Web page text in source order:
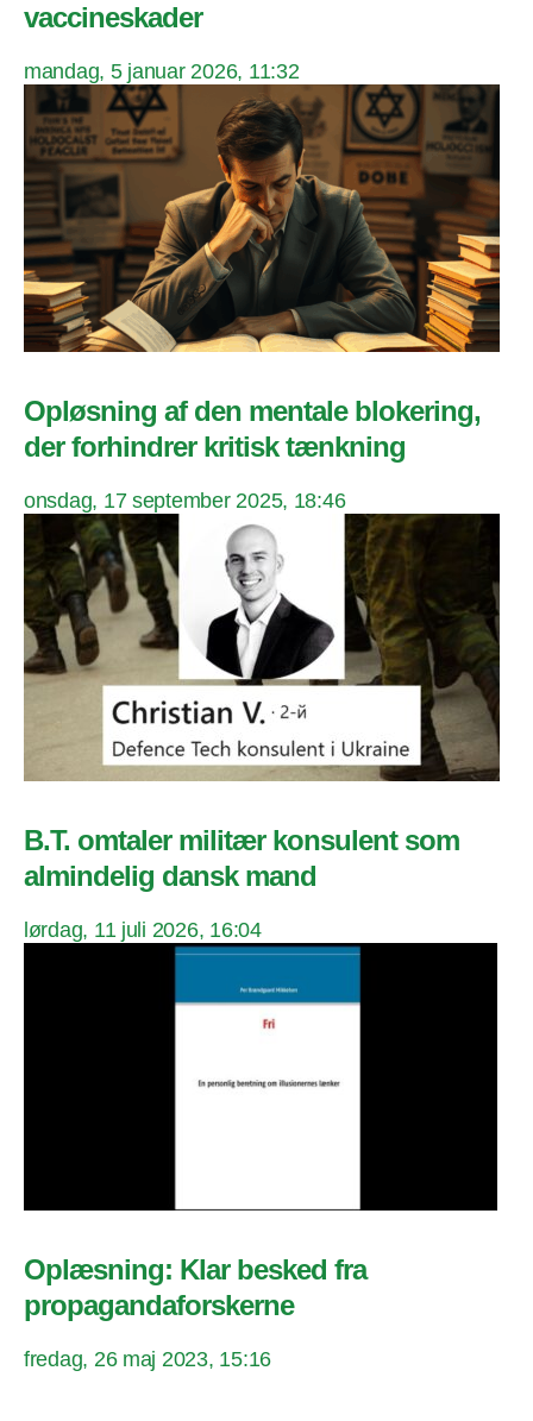
vaccineskader
mandag, 5 januar 2026, 11:32
Opløsning af den mentale blokering,
der forhindrer kritisk tænkning
onsdag, 17 september 2025, 18:46
B.T. omtaler militær konsulent som
almindelig dansk mand
lørdag, 11 juli 2026, 16:04
Oplæsning: Klar besked fra
propagandaforskerne
fredag, 26 maj 2023, 15:16